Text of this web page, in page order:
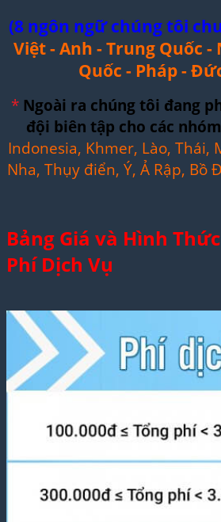
(8 ngôn ngữ chúng tôi
Việt - Anh - Trung Quốc -
Quốc - Pháp -
* Ngoài ra chúng tôi đang
đội biên tập cho các
Indonesia, Khmer, Lào, Thái,
Nha, Thụy điển, Ý, Ả Rập, Bồ
Bảng Giá và Hình
Phí Dịch Vụ